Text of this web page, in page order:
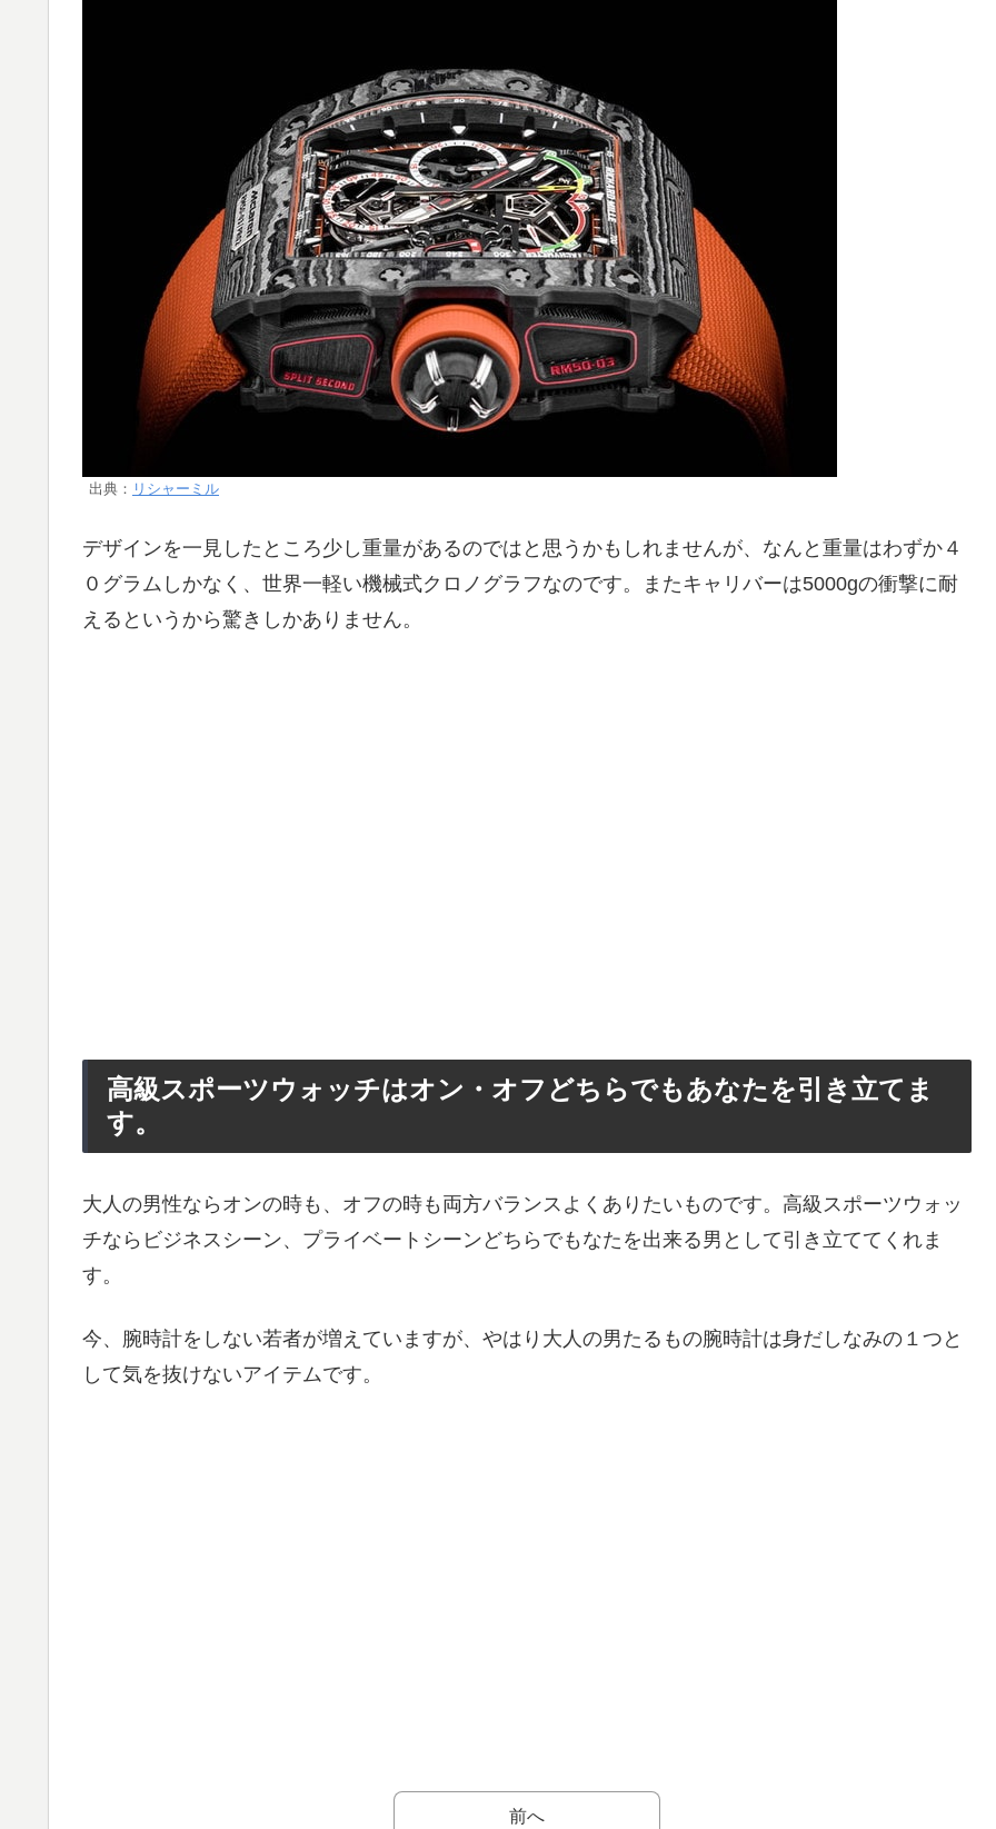
出典： リシャーミル
デザインを一見したところ少し重量があるのではと思うかもしれませんが、なんと重量はわずか４
０グラムしかなく、世界一軽い機械式クロノグラフなのです。またキャリバーは5000gの衝撃に耐
えるというから驚きしかありません。
高級スポーツウォッチはオン・オフどちらでもあなたを引き立てま
す。
大人の男性ならオンの時も、オフの時も両方バランスよくありたいものです。高級スポーツウォッ
チならビジネスシーン、プライベートシーンどちらでもなたを出来る男として引き立ててくれま
す。
今、腕時計をしない若者が増えていますが、やはり大人の男たるもの腕時計は身だしなみの１つと
して気を抜けないアイテムです。
前へ